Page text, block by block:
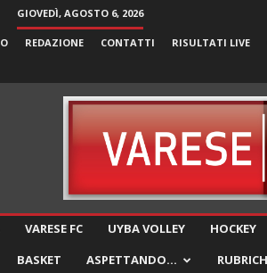
GIOVEDÌ, AGOSTO 6, 2026
REDAZIONE CONTATTI RISULTATI LIVE
VARESE FC UYBA VOLLEY HOCKEY
BASKET ASPETTANDO…